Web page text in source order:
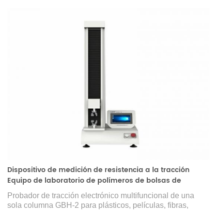
Dispositivo de medición de resistencia a la tracción
Equipo de laboratorio de polímeros de bolsas de
plástico-GBH-2
Probador de tracción electrónico multifuncional de una
sola columna GBH-2 para plásticos, películas, fibras,